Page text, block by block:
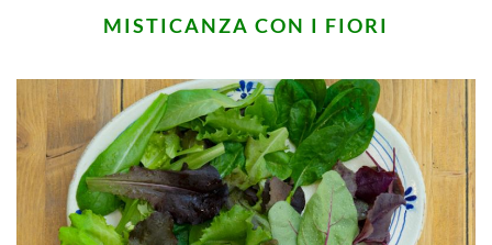
MISTICANZA CON I FIORI